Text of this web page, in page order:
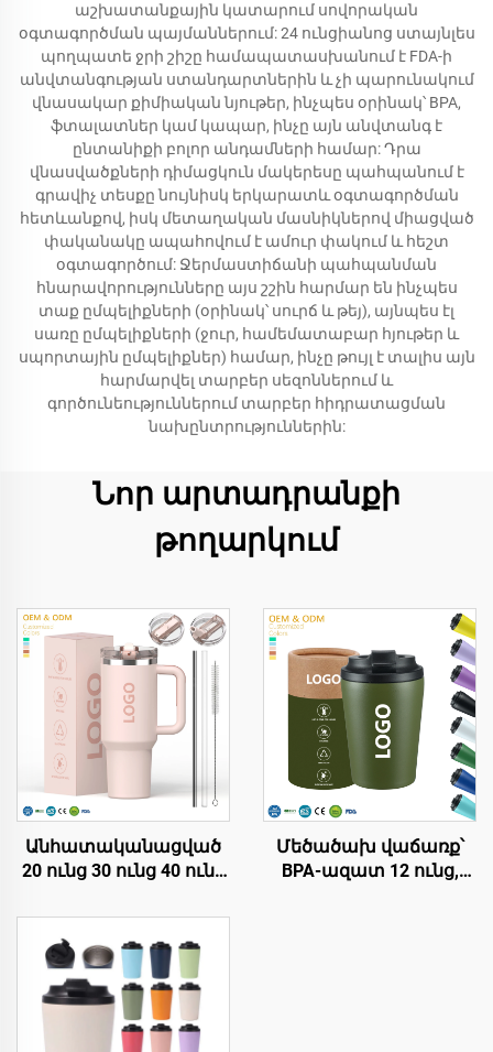
աշխատանքային կատարում սովորական
օգտագործման պայմաններում: 24 ունցիանոց ստայնլես
պողպատե ջրի շիշը համապատասխանում է FDA-ի
անվտանգության ստանդարտներին և չի պարունակում
վնասակար քիմիական նյութեր, ինչպես օրինակ՝ BPA,
ֆտալատներ կամ կապար, ինչը այն անվտանգ է
ընտանիքի բոլոր անդամների համար: Դրա
վնասվածքների դիմացկուն մակերեսը պահպանում է
գրավիչ տեսքը նույնիսկ երկարատև օգտագործման
հետևանքով, իսկ մետաղական մասնիկներով միացված
փականակը ապահովում է ամուր փակում և հեշտ
օգտագործում: Ջերմաստիճանի պահպանման
հնարավորությունները այս շշին հարմար են ինչպես
տաք ըմպելիքների (օրինակ՝ սուրճ և թեյ), այնպես էլ
սառը ըմպելիքների (ջուր, համեմատաբար հյութեր և
սպորտային ըմպելիքներ) համար, ինչը թույլ է տալիս այն
հարմարվել տարբեր սեզոններում և
գործունեություններում տարբեր հիդրատացման
նախընտրություններին:
Նոր արտադրանքի
թողարկում
Անհատականացված
20 ունց 30 ունց 40 ունց
խողովակով
մեկուսացված
ստենային պողպատե
թամբլեր՝ ապահով
կափույրով,
խողովակով և
Մեծածախ վաճառք՝
BPA-ազատ 12 ունց,